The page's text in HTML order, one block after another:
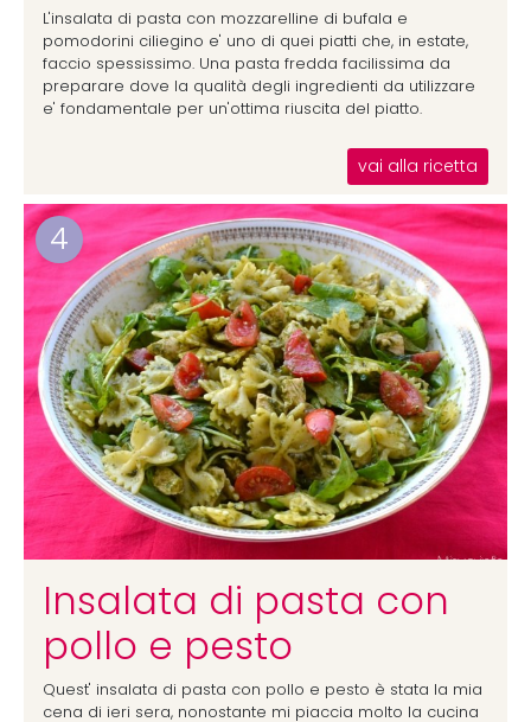
L'insalata di pasta con mozzarelline di bufala e
pomodorini ciliegino e' uno di quei piatti che, in estate,
faccio spessissimo. Una pasta fredda facilissima da
preparare dove la qualità degli ingredienti da utilizzare
e' fondamentale per un'ottima riuscita del piatto.
vai alla ricetta
4
Insalata di pasta con
pollo e pesto
Quest' insalata di pasta con pollo e pesto è stata la mia
cena di ieri sera, nonostante mi piaccia molto la cucina